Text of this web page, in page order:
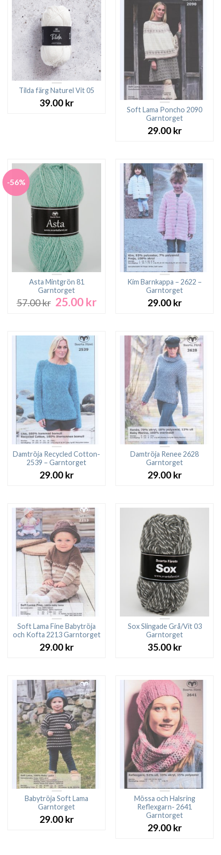
Tilda färg Naturel Vit 05
39.00 kr
Soft Lama Poncho 2090
Garntorget
29.00 kr
-56%
Asta Mintgrön 81
Garntorget
57.00kr Det
57.00 kr.
25.00 krDet
25.00 kr.
Kim Barnkappa – 2622 –
Garntorget
29.00 kr
Damtröja Recycled Cotton-
2539 – Garntorget
29.00 kr
Damtröja Renee 2628
Garntorget
29.00 kr
Soft Lama Fine Babytröja
och Kofta 2213 Garntorget
29.00 kr
Sox Slingade Grå/Vit 03
Garntorget
35.00 kr
Babytröja Soft Lama
Garntorget
29.00 kr
Mössa och Halsring
Reflexgarn- 2641
Garntorget
29.00 kr